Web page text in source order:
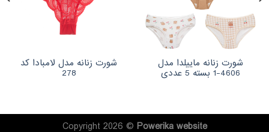
شورت زنانه ماییلدا مدل
4606-1 بسته 5 عددی
شورت زنانه مدل لامبادا کد
278
Copyright 2026 © Powerikawebsite